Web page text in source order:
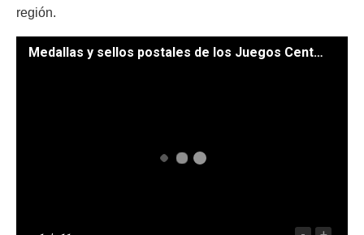
región.
Medallas y sellos postales de los Juegos Centroamericanos Guatemala 2025. // Foto: Alex Jacinto.